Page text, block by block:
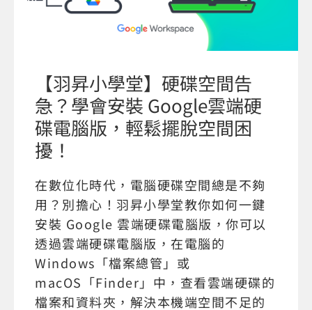
【羽昇小學堂】硬碟空間告
急？學會安裝 Google雲端硬
碟電腦版，輕鬆擺脫空間困
擾！
在數位化時代，電腦硬碟空間總是不夠
用？別擔心！羽昇小學堂教你如何一鍵
安裝 Google 雲端硬碟電腦版，你可以
透過雲端硬碟電腦版，在電腦的
Windows「檔案總管」或
macOS「Finder」中，查看雲端硬碟的
檔案和資料夾，解決本機端空間不足的